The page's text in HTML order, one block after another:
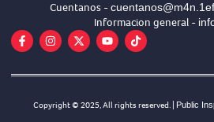
Cuentanos -
Informacion general -
Copyright © 2025, All rights reserved. | Public